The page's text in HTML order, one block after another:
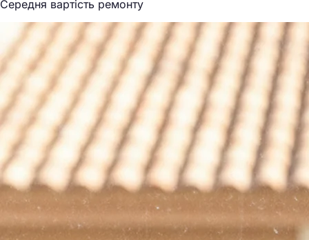
Середня вартість ремонту